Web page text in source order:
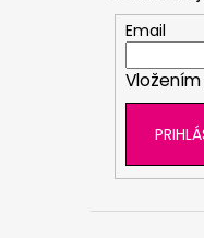
Email